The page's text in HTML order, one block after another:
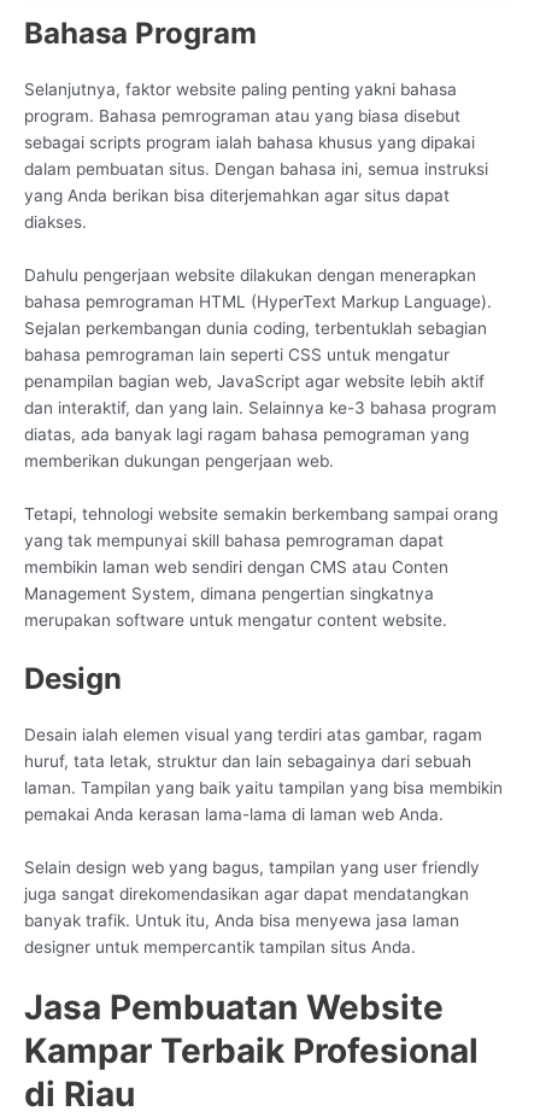
Bahasa Program
Selanjutnya, faktor website paling penting yakni bahasa
program. Bahasa pemrograman atau yang biasa disebut
sebagai scripts program ialah bahasa khusus yang dipakai
dalam pembuatan situs. Dengan bahasa ini, semua instruksi
yang Anda berikan bisa diterjemahkan agar situs dapat
diakses.
Dahulu pengerjaan website dilakukan dengan menerapkan
bahasa pemrograman HTML (HyperText Markup Language).
Sejalan perkembangan dunia coding, terbentuklah sebagian
bahasa pemrograman lain seperti CSS untuk mengatur
penampilan bagian web, JavaScript agar website lebih aktif
dan interaktif, dan yang lain. Selainnya ke-3 bahasa program
diatas, ada banyak lagi ragam bahasa pemograman yang
memberikan dukungan pengerjaan web.
Tetapi, tehnologi website semakin berkembang sampai orang
yang tak mempunyai skill bahasa pemrograman dapat
membikin laman web sendiri dengan CMS atau Conten
Management System, dimana pengertian singkatnya
merupakan software untuk mengatur content website.
Design
Desain ialah elemen visual yang terdiri atas gambar, ragam
huruf, tata letak, struktur dan lain sebagainya dari sebuah
laman. Tampilan yang baik yaitu tampilan yang bisa membikin
pemakai Anda kerasan lama-lama di laman web Anda.
Selain design web yang bagus, tampilan yang user friendly
juga sangat direkomendasikan agar dapat mendatangkan
banyak trafik. Untuk itu, Anda bisa menyewa jasa laman
designer untuk mempercantik tampilan situs Anda.
Jasa Pembuatan Website
Kampar Terbaik Profesional
di Riau